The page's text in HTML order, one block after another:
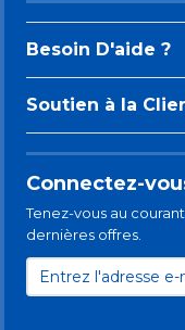
Besoin D'aide ?
Soutien à la
Connectez-
Tenez-vous au
dernières offres.